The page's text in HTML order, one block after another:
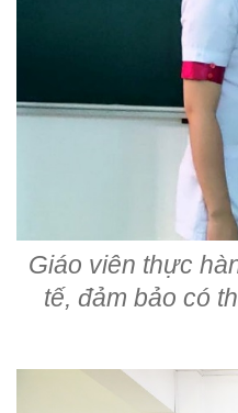
Giáo viên thực
tế, đảm bảo có